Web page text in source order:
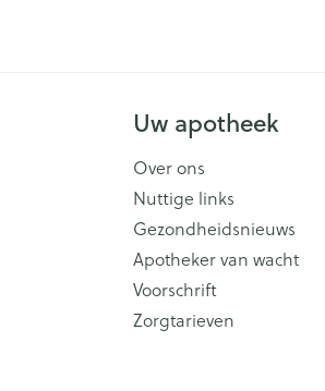
Uw apotheek
Over ons
Nuttige links
Gezondheidsnieuws
Apotheker van wacht
Voorschrift
Zorgtarieven